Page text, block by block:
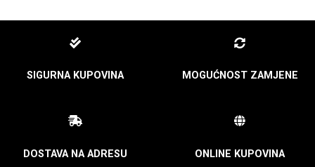
SIGURNA KUPOVINA MOGUĆNOST ZAMJENE
DOSTAVA NA ADRESU ONLINE KUPOVINA